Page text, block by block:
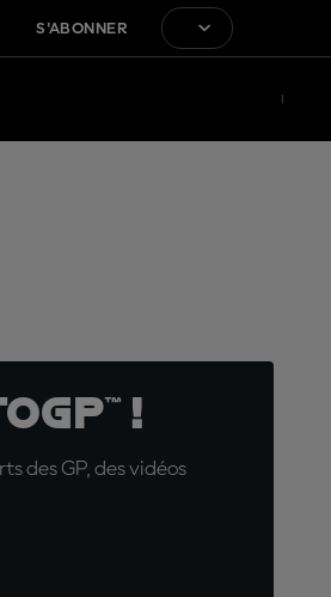
S'ABONNER
!
des GP, des vidéos